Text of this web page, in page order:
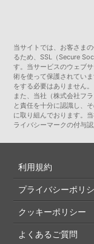
当サイトでは、お客さま
るため、SSL（Secure
す。当サービスのウェブ
術を使って保護されてい
をする必要はありません。
また、当社（株式会社フ
と責任を十分に認識し、
に取り組んでおります。
ライバシーマークの付与認
利用規約
プライバシーポリ
クッキーポリシー
よくあるご質問